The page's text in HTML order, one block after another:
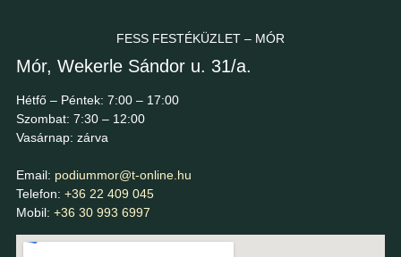
FESS FESTÉKÜZLET – MÓR
Mór, Wekerle Sándor u. 31/a.
Hétfő – Péntek: 7:00 – 17:00
Szombat: 7:30 – 12:00
Vasárnap: zárva
Email: podiummor@t-online.hu
Telefon: +36 22 409 045
Mobil: +36 30 993 6997